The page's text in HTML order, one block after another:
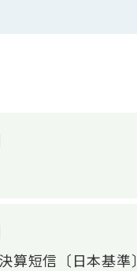
算短信〔日本基準〕